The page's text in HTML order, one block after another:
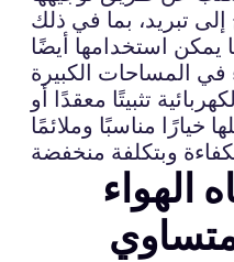
إلى تبريد، بما في ذلك
استخدامها أيضًا
تثبيتًا معقدًا أو
خيارًا مناسبًا وملائمًا
الهواء